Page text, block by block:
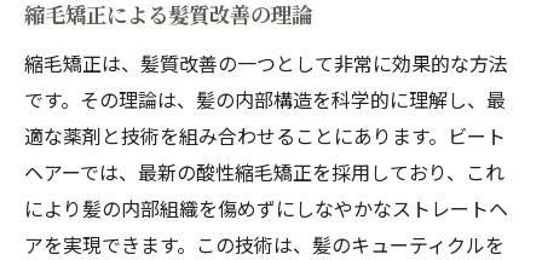
縮毛矯正による髪質改善の理論
縮毛矯正は、髪質改善の一つとして非常に効果的な方法
です。その理論は、髪の内部構造を科学的に理解し、最
適な薬剤と技術を組み合わせることにあります。ビート
ヘアーでは、最新の酸性縮毛矯正を採用しており、これ
により髪の内部組織を傷めずにしなやかなストレートヘ
アを実現できます。この技術は、髪のキューティクルを